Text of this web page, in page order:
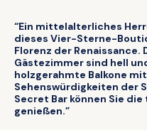
“Ein mittelalterliches
dieses Vier-Sterne-
Florenz der
Gästezimmer sind hell
holzgerahmte Balkone
Sehenswürdigkeiten der
Secret Bar können Sie
genießen.”